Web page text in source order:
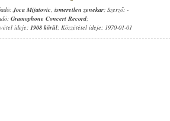
Joca Mijatovic, ismeretlen zenekar; Szerző: -
Gramophone Concert Record;
ideje: 1908 körül; Közzététel ideje: 1970-01-01